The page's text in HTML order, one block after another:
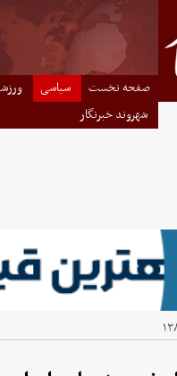
صفحه نخست سیاسی
شهروند خبرنگار